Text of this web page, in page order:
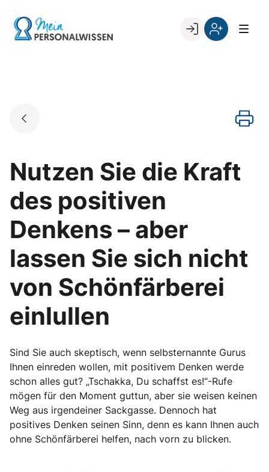
content
Go to landing page.
Nutzen Sie die Kraft
des positiven
Denkens – aber
lassen Sie sich nicht
von Schönfärberei
einlullen
Sind Sie auch skeptisch, wenn selbsternannte Gurus
Ihnen einreden wollen, mit positivem Denken werde
schon alles gut? „Tschakka, Du schaffst es!“-Rufe
mögen für den Moment guttun, aber sie weisen keinen
Weg aus irgendeiner Sackgasse. Dennoch hat
positives Denken seinen Sinn, denn es kann Ihnen auch
ohne Schönfärberei helfen, nach vorn zu blicken.